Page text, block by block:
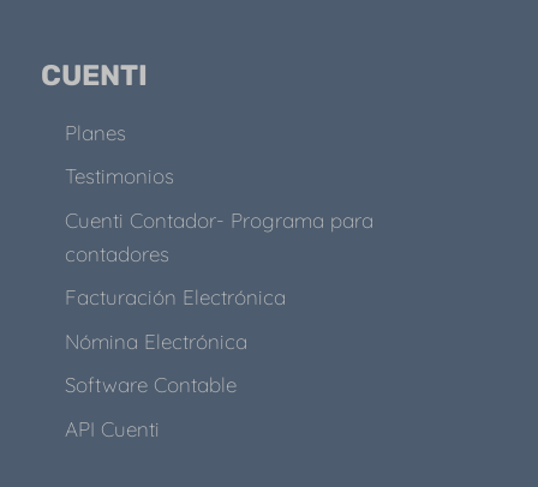
CUENTI
Planes
Testimonios
Cuenti Contador- Programa para
contadores
Facturación Electrónica
Nómina Electrónica
Software Contable
API Cuenti